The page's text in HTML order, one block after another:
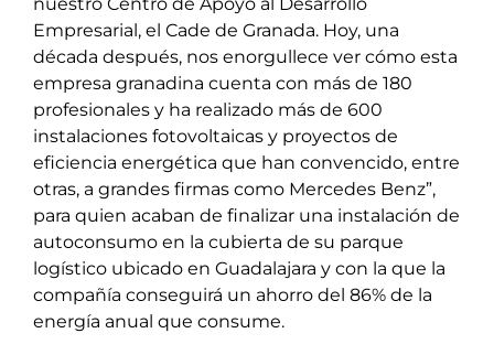
nuestro Centro de Apoyo al Desarrollo
Empresarial, el Cade de Granada. Hoy, una
década después, nos enorgullece ver cómo esta
empresa granadina cuenta con más de 180
profesionales y ha realizado más de 600
instalaciones fotovoltaicas y proyectos de
eficiencia energética que han convencido, entre
otras, a grandes firmas como Mercedes Benz”,
para quien acaban de finalizar una instalación de
autoconsumo en la cubierta de su parque
logístico ubicado en Guadalajara y con la que la
compañía conseguirá un ahorro del 86% de la
energía anual que consume.